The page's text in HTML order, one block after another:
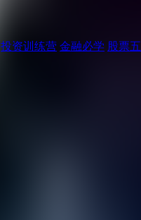
投资训练营 金融必学 股票